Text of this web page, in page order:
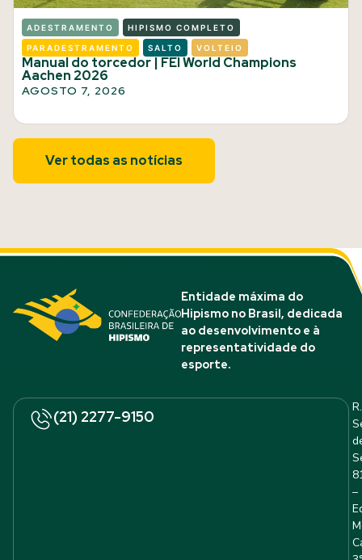
ADESTRAMENTO HIPISMO COMPLETO
PARADESTRAMENTO SALTO VOLTEIO
Manual do torcedor | FEI World Champions
Aachen 2026
AGOSTO 7, 2026
Ver todas as notícias
Entidade máxima do
Hipismo no Brasil, dedicada
ao desenvolvimento e à
representatividade do
esporte.
(21) 2277-9150
R.
–